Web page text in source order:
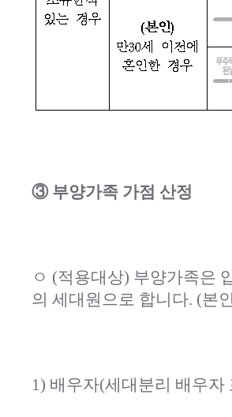
③ 부양가족 가점 산정
ㅇ (적용대상) 부양가족은
의 세대원으로 합니다. (본
1) 배우자(세대분리 배우자